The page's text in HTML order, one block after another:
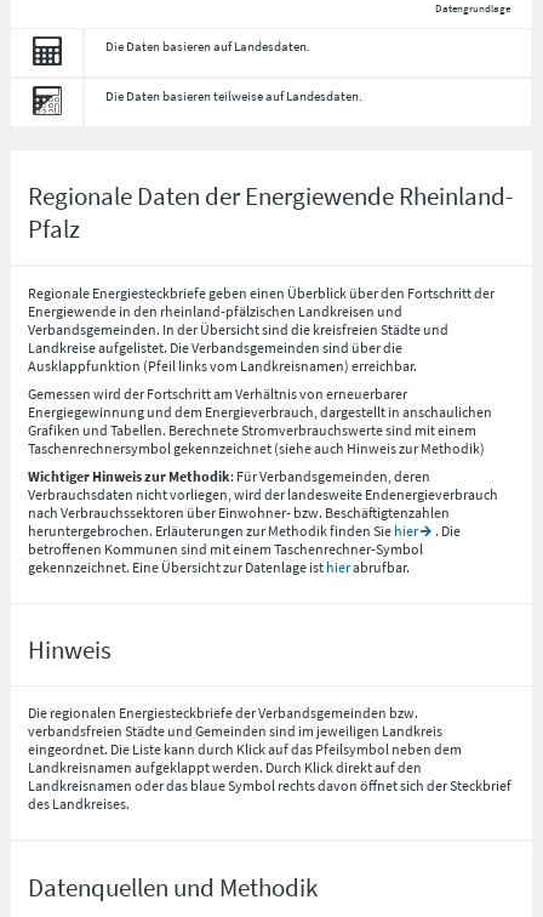
Datengrundlage
Die Daten basieren auf Landesdaten.
Die Daten basieren teilweise auf Landesdaten.
Regionale Daten der Energiewende Rheinland-
Pfalz
Regionale Energiesteckbriefe geben einen Überblick über den Fortschritt der
Energiewende in den rheinland-pfälzischen Landkreisen und
Verbandsgemeinden. In der Übersicht sind die kreisfreien Städte und
Landkreise aufgelistet. Die Verbandsgemeinden sind über die
Ausklappfunktion (Pfeil links vom Landkreisnamen) erreichbar.
Gemessen wird der Fortschritt am Verhältnis von erneuerbarer
Energiegewinnung und dem Energieverbrauch, dargestellt in anschaulichen
Grafiken und Tabellen. Berechnete Stromverbrauchswerte sind mit einem
Taschenrechnersymbol gekennzeichnet (siehe auch Hinweis zur Methodik)
Wichtiger Hinweis zur Methodik: Für Verbandsgemeinden, deren
Verbrauchsdaten nicht vorliegen, wird der landesweite Endenergieverbrauch
nach Verbrauchssektoren über Einwohner- bzw. Beschäftigtenzahlen
heruntergebrochen. Erläuterungen zur Methodik finden Sie hier
. Die
betroffenen Kommunen sind mit einem Taschenrechner-Symbol
gekennzeichnet. Eine Übersicht zur Datenlage ist hierabrufbar.
Hinweis
Die regionalen Energiesteckbriefe der Verbandsgemeinden bzw.
verbandsfreien Städte und Gemeinden sind im jeweiligen Landkreis
eingeordnet. Die Liste kann durch Klick auf das Pfeilsymbol neben dem
Landkreisnamen aufgeklappt werden. Durch Klick direkt auf den
Landkreisnamen oder das blaue Symbol rechts davon öffnet sich der Steckbrief
des Landkreises.
Datenquellen und Methodik